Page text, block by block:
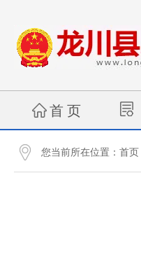
首 页
您当前所在位置： 首页